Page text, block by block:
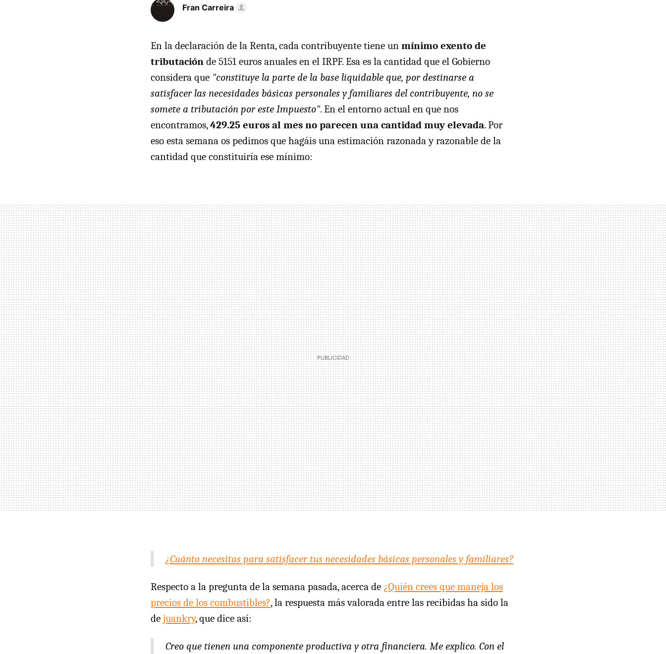
Fran Carreira
En la declaración de la Renta, cada contribuyente tiene un mínimo exento de
tributación de 5151 euros anuales en el IRPF. Esa es la cantidad que el Gobierno
considera que "constituye la parte de la base liquidable que, por destinarse a
satisfacer las necesidades básicas personales y familiares del contribuyente, no se
somete a tributación por este Impuesto". En el entorno actual en que nos
encontramos,429.25 euros al mes no parecen una cantidad muy elevada. Por
eso esta semana os pedimos que hagáis una estimación razonada y razonable de la
cantidad que constituiría ese mínimo:
¿Cuánto necesitas para satisfacer tus necesidades básicas personales y familiares?
Respecto a la pregunta de la semana pasada, acerca de ¿Quién crees que maneja los
precios de los combustibles?, la respuesta más valorada entre las recibidas ha sido la
de juankry, que dice así:
Creo que tienen una componente productiva y otra financiera. Me explico. Con el